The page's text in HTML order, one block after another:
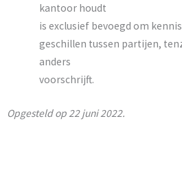
kantoor houdt
is exclusief bevoegd om
geschillen tussen partijen,
anders
voorschrijft.
Opgesteld op 22 juni 2022.